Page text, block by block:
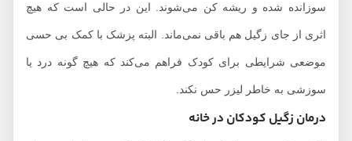
سوزانده شده و ریشه کن می‌شوند. این در حالی است که هیچ
اثری از جای زگیل هم باقی نمی‌ماند. البته پزشک با کمک بی حسی
موضعی شرایطی برای کودک فراهم می‌کند که هیچ گونه درد یا
سوزشی به خاطر لیزر حس نکند.
درمان زگیل کودکان در خانه